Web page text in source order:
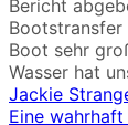
Bericht
Bootstransfer
Boot sehr
Wasser hat
Jackie
Eine